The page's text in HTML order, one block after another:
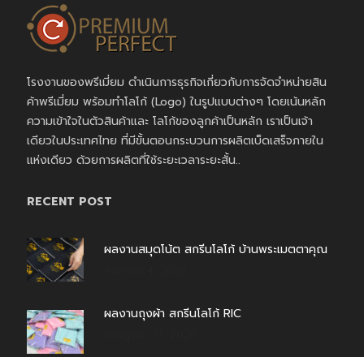
โรงงานของพรีเมี่ยม ดำเนินการธุรกิจเกี่ยวกับการจัดจำหน่ายสิน
ค้าพรีเมี่ยม พร้อมทำโลโก้ (Logo) ในรูปแบบต่างๆ โดยเน้นหลัก
ความเข้าใจในตัวสินค้าและ โลโก้ของลูกค้าเป็นหลัก เราเป็นเจ้า
เดียวในประเทศไทย ที่มีขั้นตอนกระบวนการผลิตเบ็ดเสร็จภายใน
แห่งเดียว ด้วยการผลิตที่ใช้ระยะเวลาระยะสั้น..
RECENT POST
ผลงานสมุดโน้ต สกรีนโลโก้ บ้านพระเมตตาคุณ
ผลงานถุงผ้า สกรีนโลโก้ RIC